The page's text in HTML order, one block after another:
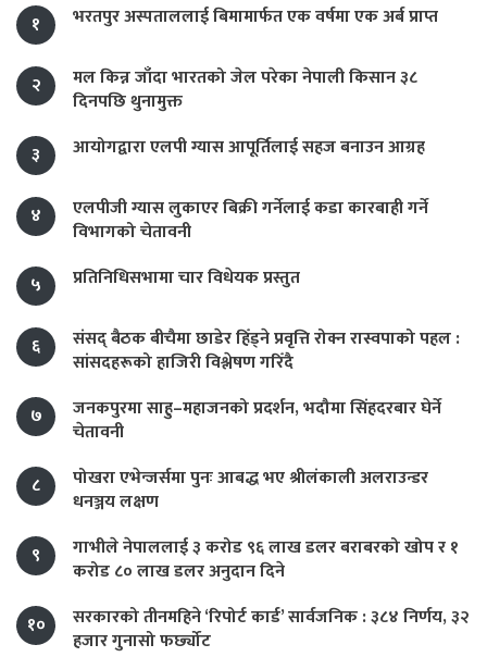
१ भरतपुर अस्पताललाई बिमामार्फत एक वर्षमा एक अर्ब प्राप्त
२
मल किन्न जाँदा भारतको जेल परेका नेपाली किसान ३८
दिनपछि थुनामुक्त
३
आयोगद्वारा एलपी ग्यास आपूर्तिलाई सहज बनाउन आग्रह
४
एलपीजी ग्यास लुकाएर बिक्री गर्नेलाई कडा कारबाही गर्ने
विभागको चेतावनी
५
प्रतिनिधिसभामा चार विधेयक प्रस्तुत
६
संसद् बैठक बीचैमा छाडेर हिँड्ने प्रवृत्ति रोक्न रास्वपाको पहल :
सांसदहरूको हाजिरी विश्लेषण गरिँदै
७
जनकपुरमा साहु–महाजनको प्रदर्शन, भदौमा सिंहदरबार घेर्ने
चेतावनी
८
पोखरा एभेन्जर्समा पुनः आबद्ध भए श्रीलंकाली अलराउन्डर
धनञ्जय लक्षण
९
गाभीले नेपाललाई ३ करोड ९६ लाख डलर बराबरको खोप र १
करोड ८० लाख डलर अनुदान दिने
१०
सरकारको तीनमहिने ‘रिपोर्ट कार्ड’ सार्वजनिक : ३८४ निर्णय, ३२
हजार गुनासो फर्छ्योट